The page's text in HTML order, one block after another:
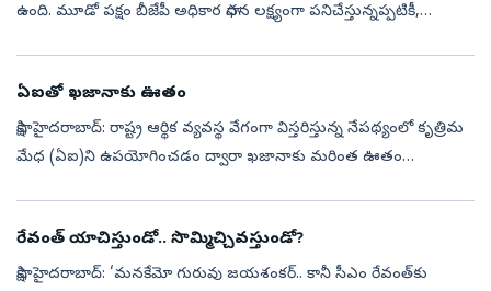
ఉంది. మూడో పక్షం బీజేపీ అధికార సాధన లక్ష్యంగా పనిచేస్తున్నప్పటికీ,
ఏఐతో ఖజానాకు ఊతం
సాక్షి, హైదరాబాద్‌: రాష్ట్ర ఆర్థిక వ్యవస్థ వేగంగా విస్తరిస్తున్న నేపథ్యంలో కృత్రిమ
మేధ (ఏఐ)ని ఉపయోగించడం ద్వారా ఖజానాకు మరింత ఊతం
రేవంత్‌ యాచిస్తుండో.. సొమ్మిచ్చివస్తుండో?
సాక్షి, హైదరాబాద్‌: ‘మనకేమో గురువు జయశంకర్‌.. కానీ సీఎం రేవంత్‌కు